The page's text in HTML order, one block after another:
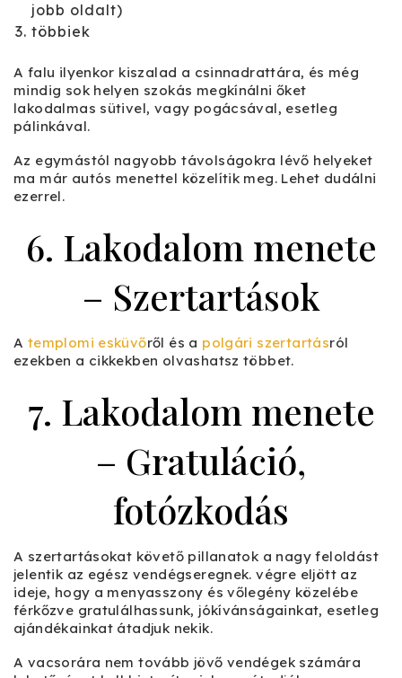
jobb oldalt)
többiek
A falu ilyenkor kiszalad a csinnadrattára, és még
mindig sok helyen szokás megkínálni őket
lakodalmas sütivel, vagy pogácsával, esetleg
pálinkával.
Az egymástól nagyobb távolságokra lévő helyeket
ma már autós menettel közelítik meg. Lehet dudálni
ezerrel.
6. Lakodalom menete
– Szertartások
A templomi esküvőről és a polgári szertartásról
ezekben a cikkekben olvashatsz többet.
7. Lakodalom menete
– Gratuláció,
fotózkodás
A szertartásokat követő pillanatok a nagy feloldást
jelentik az egész vendégseregnek. végre eljött az
ideje, hogy a menyasszony és vőlegény közelébe
férkőzve gratulálhassunk, jókívánságainkat, esetleg
ajándékainkat átadjuk nekik.
A vacsorára nem tovább jövő vendégek számára